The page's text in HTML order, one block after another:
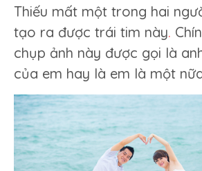
Thiếu mất một trong hai
tạo ra được trái tim này.
chụp ảnh này được gọi là
của em hay là em là một